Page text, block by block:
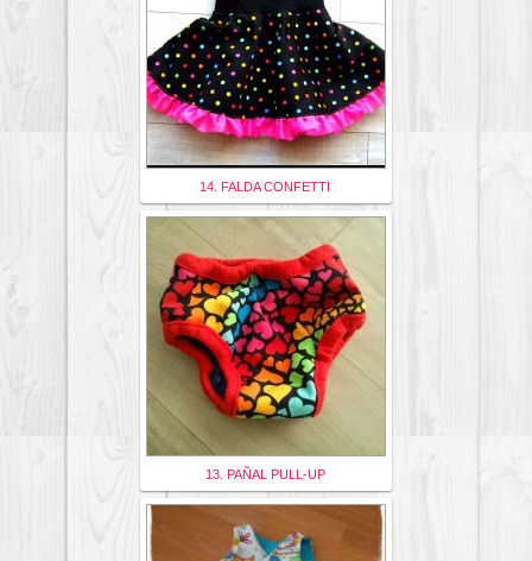
14. FALDA CONFETTI
13. PAÑAL PULL-UP